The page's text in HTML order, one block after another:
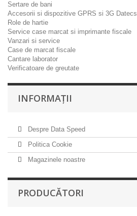
Sertare de bani
Accesorii si dispozitive GPRS si 3G Datecs
Role de hartie
Service case marcat si imprimante fiscale
Vanzari si service
Case de marcat fiscale
Cantare laborator
Verificatoare de greutate
INFORMAŢII
Despre Data Speed
Politica Cookie
Magazinele noastre
PRODUCĂTORI